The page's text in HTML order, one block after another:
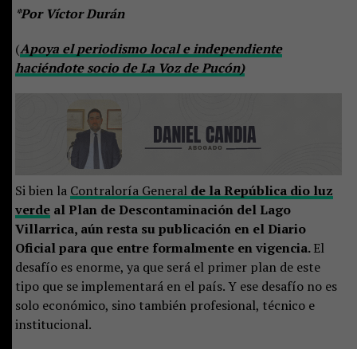
*Por Víctor Durán
(Apoya el periodismo local e independiente
haciéndote socio de La Voz de Pucón)
Si bien la Contraloría General de la República dio luz
verdeal Plan de Descontaminación del Lago
Villarrica, aún resta su publicación en el Diario
Oficial para que entre formalmente en vigencia.El
desafío es enorme, ya que será el primer plan de este
tipo que se implementará en el país. Y ese desafío no es
solo económico, sino también profesional, técnico e
institucional.